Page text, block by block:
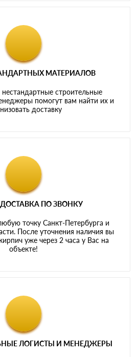
МАТЕРИАЛОВ
строительные
помогут вам найти их и
доставку
ПО ЗВОНКУ
точку Санкт-Петербурга и
После уточнения наличия вы
уже через 2 часа у Вас на
объекте!
ЛОГИСТЫ И МЕНЕДЖЕРЫ